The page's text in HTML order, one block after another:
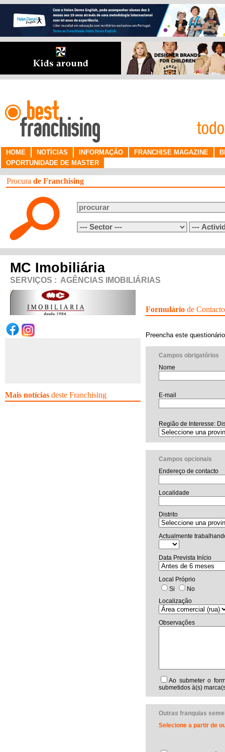
HOME NOTÍCIAS INFORMAÇÃO FRANCHISE MAGAZINE
OPORTUNIDADE DE MASTER
Procura de Franchising
MC Imobiliária
SERVIÇOS : AGÊNCIAS IMOBILIÁRIAS
Mais notícias deste Franchising
Formulário de Contacto
Preencha este
Campos obrigatórios
Nome
E-mail
Região de Interesse:
Campos opcionais
Endereço de contacto
Localidade
Distrito
Actualmente
Data Prevista Início
Local Próprio
Si
No
Localização
Observações
Ao submeter o
submetidos à(s)
Outras franquias
Selecione a partir de